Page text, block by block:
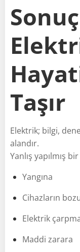
Taşır
Elektrik; bilgi,
alandır.
Yanlış yapılmış
Yangına
Cihazların
Elektrik
Maddi zarara